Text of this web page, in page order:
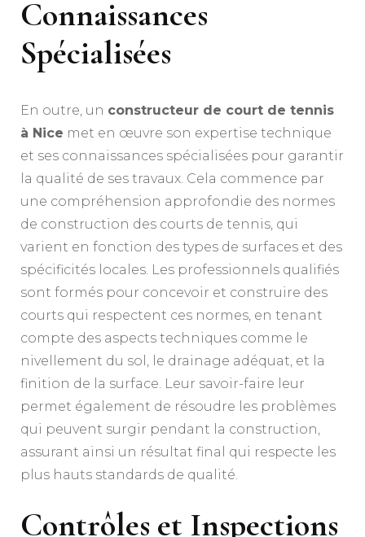
Connaissances
Spécialisées
En outre, un constructeur de court de tennis
à Nice met en œuvre son expertise technique
et ses connaissances spécialisées pour garantir
la qualité de ses travaux. Cela commence par
une compréhension approfondie des normes
de construction des courts de tennis, qui
varient en fonction des types de surfaces et des
spécificités locales. Les professionnels qualifiés
sont formés pour concevoir et construire des
courts qui respectent ces normes, en tenant
compte des aspects techniques comme le
nivellement du sol, le drainage adéquat, et la
finition de la surface. Leur savoir-faire leur
permet également de résoudre les problèmes
qui peuvent surgir pendant la construction,
assurant ainsi un résultat final qui respecte les
plus hauts standards de qualité.
Contrôles et Inspections